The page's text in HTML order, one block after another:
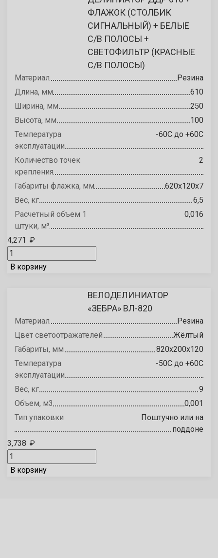
ФЛАЖОК (СТОЛБИК
СИГНАЛЬНЫЙ) + БЕЛЫЕ
С/В ПОЛОСЫ +
СВЕТОФИЛЬТР (КРАСНЫЕ
С/В ПОЛОСЫ)
Материал
Резина
Длина, мм
610
Ширина, мм
250
Высота, мм
100
Температура
эксплуатации
-60С до +60С
Количество точек
крепления
2
Габариты флажка, мм
620х120х7
Вес, кг
6,5
Расчетный объем 1
штуки, м³
0,016
4,271 ₽
В корзину
ВЕЛОДЕЛИНИАТОР
«ЗЕБРА» ВЛ-820
Материал
Резина
Цвет светоотражателей
Жёлтый
Габариты, мм
820х200х120
Температура
эксплуатации
-50С до +60С
Вес, кг
9
Объем, м3
0,001
Тип упаковки
Поштучно или на
поддоне
3,738 ₽
В корзину